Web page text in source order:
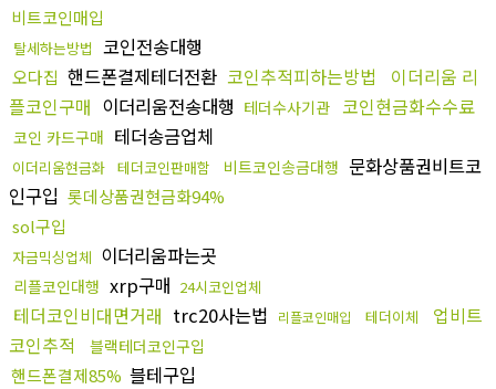
비트코인매입
탈세하는방법 코인전송대행
오다집 핸드폰결제테더전환 코인추적피하는방법
이더리움 리
플코인구매 이더리움전송대행 테더수사기관 코인현금화수수료
코인 카드구매 테더송금업체
이더리움현금화 테더코인판매함 비트코인송금대행 문화상품권비트코
인구입 롯데상품권현금화94%
sol구입
자금믹싱업체 이더리움파는곳
리플코인대행 xrp구매 24시코인업체
테더코인비대면거래 trc20사는법 리플코인매입 테더이체
업비트
코인추적
블랙테더코인구입
핸드폰결제85% 블테구입